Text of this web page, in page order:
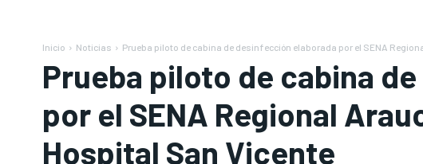
Inicio Noticias Prueba piloto de cabina de desinfección elaborada por el SENA
Prueba piloto de cabina
por el SENA Regional
Hospital San Vicente